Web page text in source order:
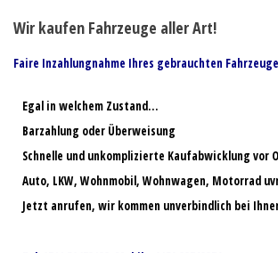
Wir kaufen Fahrzeuge aller Art!
Faire Inzahlungnahme Ihres gebrauchten
Egal in welchem Zustand…
Barzahlung oder Überweisung
Schnelle und unkomplizierte Kaufabwicklung vor
Auto, LKW, Wohnmobil, Wohnwagen, Motorrad
Jetzt anrufen, wir kommen unverbindlich bei